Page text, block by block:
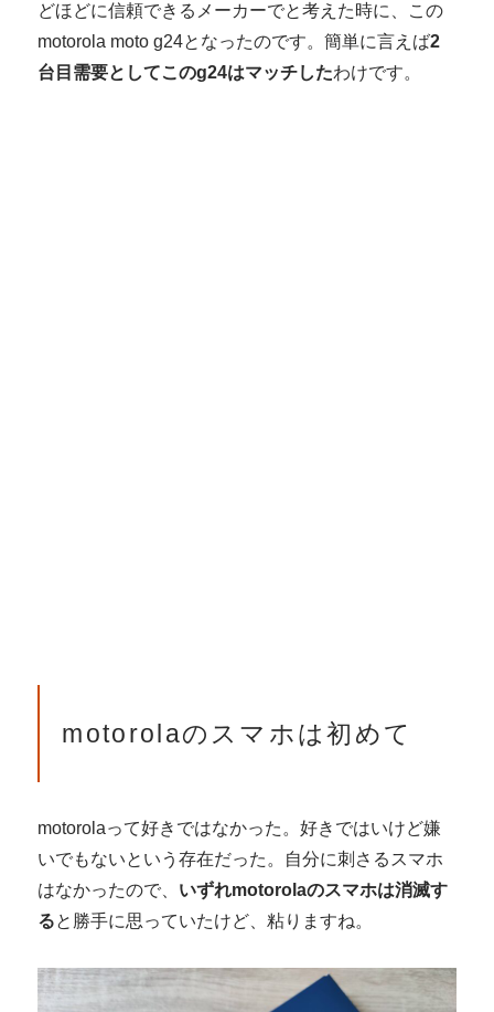
どほどに信頼できるメーカーでと考えた時に、この
motorola moto g24となったのです。簡単に言えば2
台目需要としてこのg24はマッチしたわけです。
motorolaのスマホは初めて
motorolaって好きではなかった。好きではいけど嫌
いでもないという存在だった。自分に刺さるスマホ
はなかったので、 いずれmotorolaのスマホは消滅す
ると勝手に思っていたけど、粘りますね。